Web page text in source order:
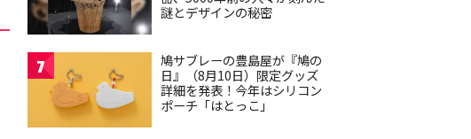
謎とデザインの秘密
7
鳩サブレーの豊島屋が『鳩の
日』（8月10日）限定グッズ
詳細を発表！今年はシリコン
ポーチ「はとっこ」